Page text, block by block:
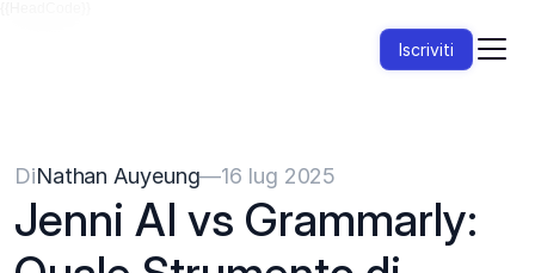
Iscriviti
DiNathan Auyeung—16 lug 2025
Jenni AI vs Grammarly: